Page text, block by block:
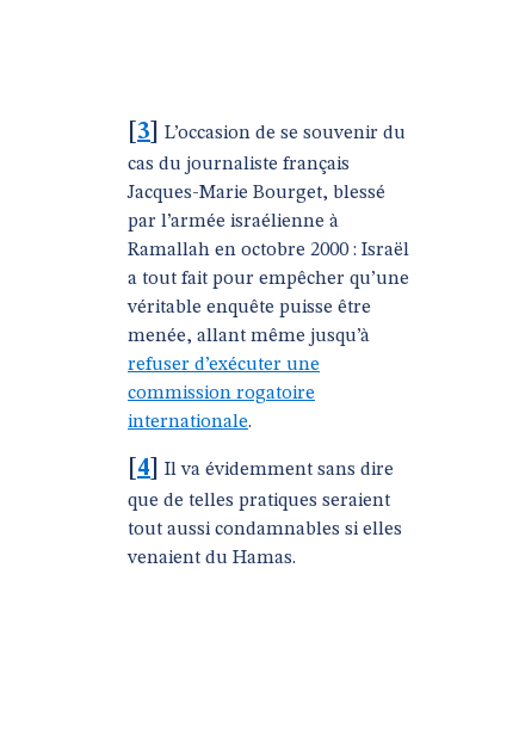
3
L’occasion de se souvenir du
cas du journaliste français
Jacques-Marie Bourget, blessé
par l’armée israélienne à
Ramallah en octobre 2000 : Israël
a tout fait pour empêcher qu’une
véritable enquête puisse être
menée, allant même jusqu’à
refuser d’exécuter une
commission rogatoire
internationale.
4
Il va évidemment sans dire
que de telles pratiques seraient
tout aussi condamnables si elles
venaient du Hamas.